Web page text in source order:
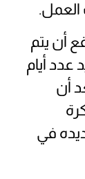
العمل.
أن يتم
عدد أيام
أن
في